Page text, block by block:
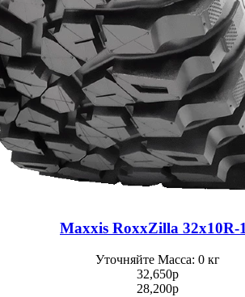
Maxxis RoxxZilla 32x10R-
Уточняйте Масса: 0 кг
32,650p
28,200p